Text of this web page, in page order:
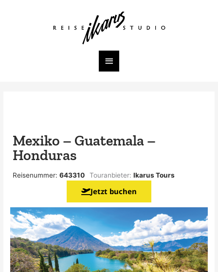
Hauptmenü
Mexiko – Guatemala –
Honduras
Reisenummer:643310 Touranbieter:Ikarus Tours
Jetzt buchen